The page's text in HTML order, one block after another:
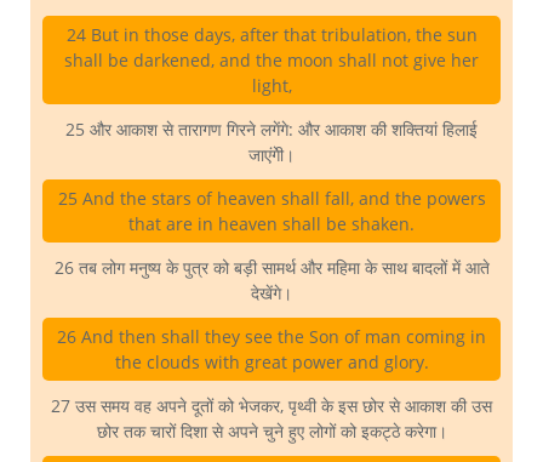
24 But in those days, after that tribulation, the sun
shall be darkened, and the moon shall not give her
light,
25 और आकाश से तारागण गिरने लगेंगे: और आकाश की शक्तियां हिलाई
जाएंगेी।
25 And the stars of heaven shall fall, and the powers
that are in heaven shall be shaken.
26 तब लोग मनुष्य के पुत्र को बड़ी सामर्थ और महिमा के साथ बादलों में आते
देखेंगे।
26 And then shall they see the Son of man coming in
the clouds with great power and glory.
27 उस समय वह अपने दूतों को भेजकर, पृथ्वी के इस छोर से आकाश की उस
छोर तक चारों दिशा से अपने चुने हुए लोगों को इकट्ठे करेगा।